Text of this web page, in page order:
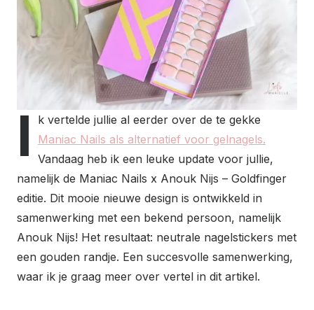
I
k vertelde jullie al eerder over de te gekke
Maniac Nails als alternatief voor gelnagels.
Vandaag heb ik een leuke update voor jullie,
namelijk de Maniac Nails x Anouk Nijs – Goldfinger
editie. Dit mooie nieuwe design is ontwikkeld in
samenwerking met een bekend persoon, namelijk
Anouk Nijs! Het resultaat: neutrale nagelstickers met
een gouden randje. Een succesvolle samenwerking,
waar ik je graag meer over vertel in dit artikel.